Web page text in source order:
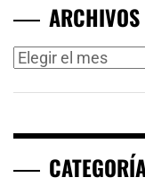
ARCHIVOS
Archivos